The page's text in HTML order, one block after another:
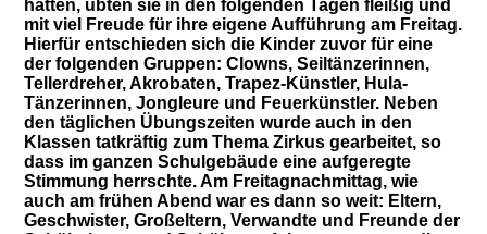
hatten, übten sie in den folgenden Tagen fleißig und
mit viel Freude für ihre eigene Aufführung am Freitag.
Hierfür entschieden sich die Kinder zuvor für eine
der folgenden Gruppen: Clowns, Seiltänzerinnen,
Tellerdreher, Akrobaten, Trapez-Künstler, Hula-
Tänzerinnen, Jongleure und Feuerkünstler. Neben
den täglichen Übungszeiten wurde auch in den
Klassen tatkräftig zum Thema Zirkus gearbeitet, so
dass im ganzen Schulgebäude eine aufgeregte
Stimmung herrschte. Am Freitagnachmittag, wie
auch am frühen Abend war es dann so weit: Eltern,
Geschwister, Großeltern, Verwandte und Freunde der